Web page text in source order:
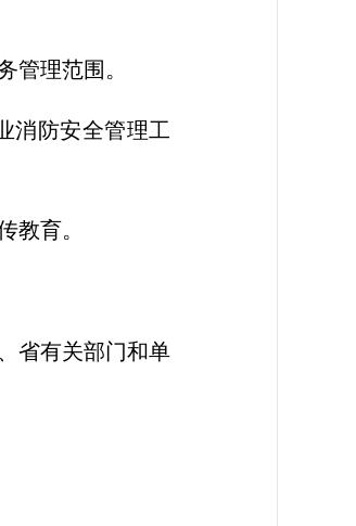
管理范围。
消防安全管理工
教育。
省有关部门和单